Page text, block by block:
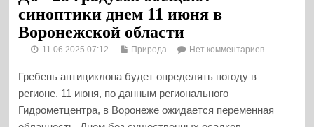
синоптики днем 11 июня в
Воронежской области
11.06.2025 07:12 Природа Нет комментариев
Гребень антициклона будет определять погоду в
регионе. 11 июня, по данным регионального
Гидрометцентра, в Воронеже ожидается переменная